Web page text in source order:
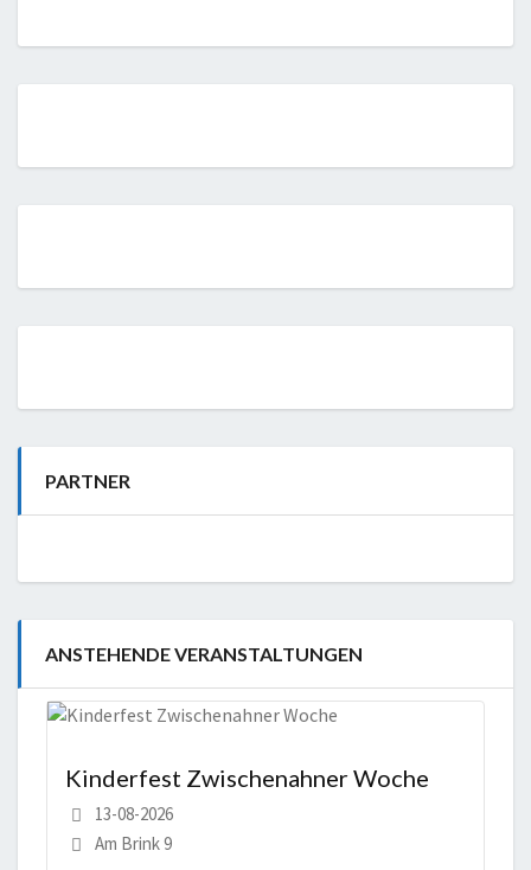
PARTNER
ANSTEHENDE VERANSTALTUNGEN
Kinderfest Zwischenahner Woche
13-08-2026
Am Brink 9